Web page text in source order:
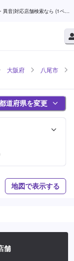
音)対応店舗検索なら (1ペー
大阪府 八尾市
道府県を変更
地図で表示する
舗